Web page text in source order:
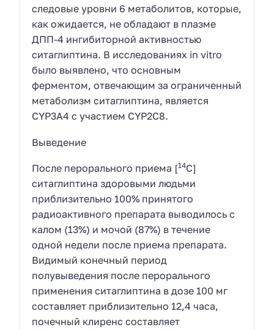
следовые уровни 6 метаболитов, которые,
как ожидается, не обладают в плазме
ДПП-4 ингибиторной активностью
ситаглиптина. В исследованиях in vitro
было выявлено, что основным
ферментом, отвечающим за ограниченный
метаболизм ситаглиптина, является
CYP3A4 с участием CYP2C8.
Выведение
После перорального приема [14С]
ситаглиптина здоровыми людьми
приблизительно 100% принятого
радиоактивного препарата выводилось с
калом (13%) и мочой (87%) в течение
одной недели после приема препарата.
Видимый конечный период
полувыведения после перорального
применения ситаглиптина в дозе 100 мг
составляет приблизительно 12,4 часа,
почечный клиренс составляет